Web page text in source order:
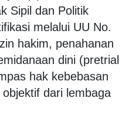
Sipil dan Politik
melalui UU No.
hakim, penahanan
dini (pretrial
hak kebebasan
dari lembaga